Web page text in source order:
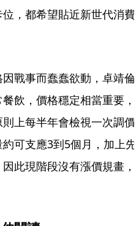
，都希望貼近新世代消費
戰事而蠢蠢欲動，卓靖倫
飲，價格穩定相當重要，
上每半年會檢視一次調價
可支應3到5個月，加上先
此現階段沒有漲價規畫，